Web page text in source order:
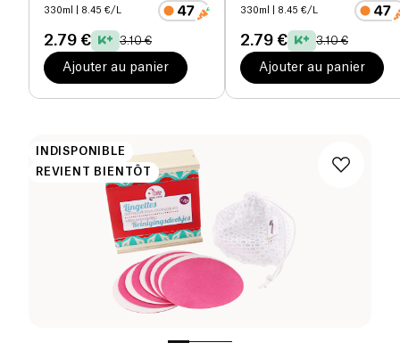
330ml | 8.45 €/L
2.79 € 3.10 €
Ajouter au panier
330ml | 8.45 €/L
2.79 € 3.10 €
Ajouter au panier
INDISPONIBLE
REVIENT BIENTÔT